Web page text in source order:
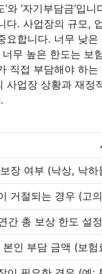
와 ‘자기부담금’입
다. 사업장의 규모,
요합니다. 너무 낮
무 높은 한도는 보
직접 부담해야 하
사업장 상황과 재
장 여부 (낙상, 낙하
거절되는 경우 (고
간 총 보상 한도 설
인 부담 금액 (보험